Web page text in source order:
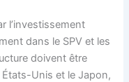
l’investissement
dans le SPV et les
doivent être
Unis et le Japon,